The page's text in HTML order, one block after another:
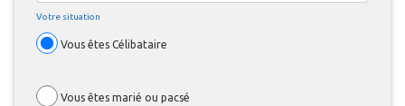
Votre situation
Vous êtes Célibataire
Vous êtes marié ou pacsé